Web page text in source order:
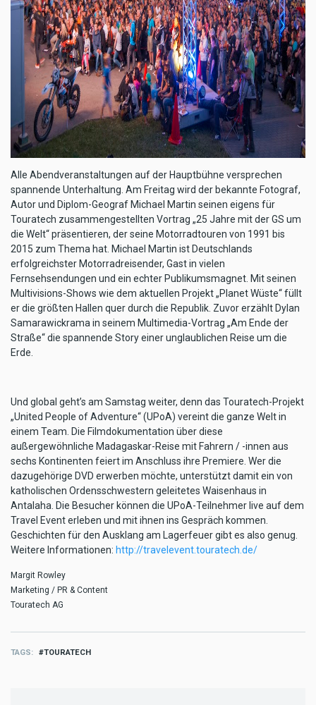
Alle Abendveranstaltungen auf der Hauptbühne versprechen
spannende Unterhaltung. Am Freitag wird der bekannte Fotograf,
Autor und Diplom-Geograf Michael Martin seinen eigens für
Touratech zusammengestellten Vortrag „25 Jahre mit der GS um
die Welt“ präsentieren, der seine Motorradtouren von 1991 bis
2015 zum Thema hat. Michael Martin ist Deutschlands
erfolgreichster Motorradreisender, Gast in vielen
Fernsehsendungen und ein echter Publikumsmagnet. Mit seinen
Multivisions-Shows wie dem aktuellen Projekt „Planet Wüste“ füllt
er die größten Hallen quer durch die Republik. Zuvor erzählt Dylan
Samarawickrama in seinem Multimedia-Vortrag „Am Ende der
Straße“ die spannende Story einer unglaublichen Reise um die
Erde.
Und global geht’s am Samstag weiter, denn das Touratech-Projekt
„United People of Adventure“ (UPoA) vereint die ganze Welt in
einem Team. Die Filmdokumentation über diese
außergewöhnliche Madagaskar-Reise mit Fahrern / -innen aus
sechs Kontinenten feiert im Anschluss ihre Premiere. Wer die
dazugehörige DVD erwerben möchte, unterstützt damit ein von
katholischen Ordensschwestern geleitetes Waisenhaus in
Antalaha. Die Besucher können die UPoA-Teilnehmer live auf dem
Travel Event erleben und mit ihnen ins Gespräch kommen.
Geschichten für den Ausklang am Lagerfeuer gibt es also genug.
Weitere Informationen: http://travelevent.touratech.de/
Margit Rowley
Marketing / PR & Content
Touratech AG
TAGS TOURATECH